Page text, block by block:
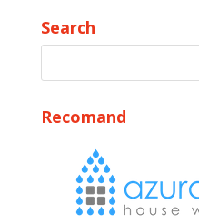
Search
Recomand